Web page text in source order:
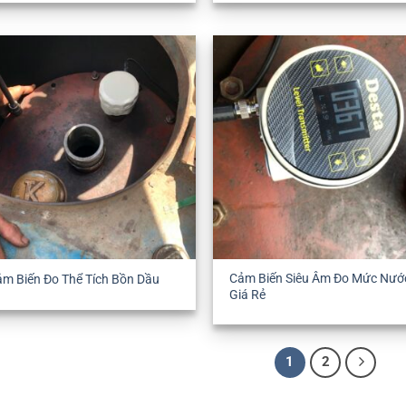
Biến Đo Thể Tích Bồn Dầu
Cảm Biến Siêu Âm Đo Mức
Giá Rẻ
1 2